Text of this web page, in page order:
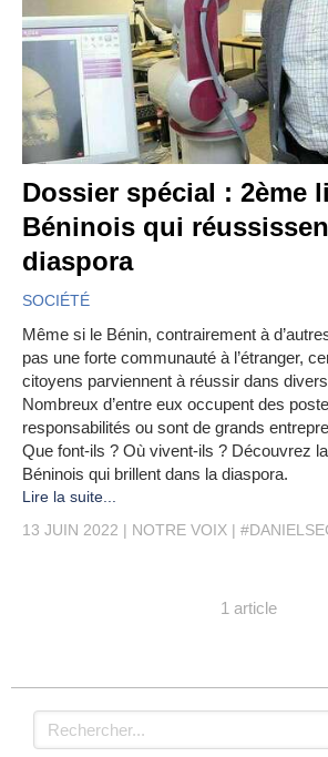
Dossier spécial : 2ème
Béninois qui
diaspora
SOCIÉTÉ
Même si le Bénin, contrairement à
pas une forte communauté à l’étranger,
citoyens parviennent à réussir dans
Nombreux d’entre eux occupent des
responsabilités ou sont de grands
Que font-ils ? Où vivent-ils ? Découvrez
Béninois qui brillent dans la diaspora.
Lire la suite...
13 JUIN 2022
NOTRE VOIX
1 article
Rechercher